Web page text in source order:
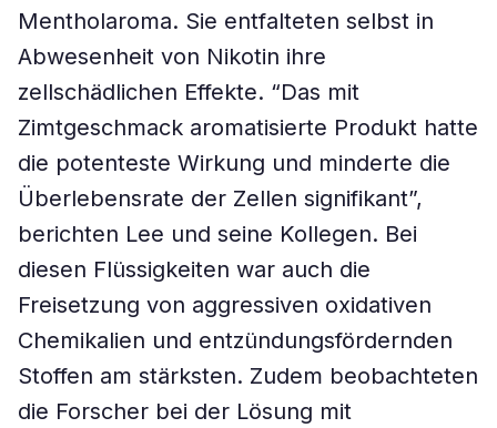
Mentholaroma. Sie entfalteten selbst in
Abwesenheit von Nikotin ihre
zellschädlichen Effekte. “Das mit
Zimtgeschmack aromatisierte Produkt hatte
die potenteste Wirkung und minderte die
Überlebensrate der Zellen signifikant”,
berichten Lee und seine Kollegen. Bei
diesen Flüssigkeiten war auch die
Freisetzung von aggressiven oxidativen
Chemikalien und entzündungsfördernden
Stoffen am stärksten. Zudem beobachteten
die Forscher bei der Lösung mit